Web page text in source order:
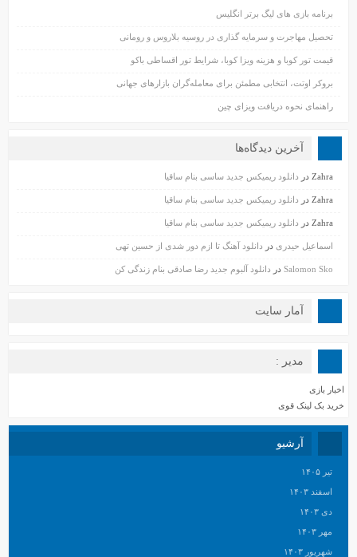
برنامه بازی های لیگ برتر انگلیس
تحصیل مهاجرت و سرمایه گذاری در روسیه بلاروس و رومانی
قیمت تور کوبا و هزینه ویزا کوبا، شرایط تور اقساطی باکو
بروکر اوتت، انتخابی مطمئن برای معامله‌گران بازارهای جهانی
راهنمای نحوه دریافت ویزای چین
آخرین دیدگاه‌ها
Zahra در دانلود ریمیکس جدید ساسی بنام ساقیا
Zahra در دانلود ریمیکس جدید ساسی بنام ساقیا
Zahra در دانلود ریمیکس جدید ساسی بنام ساقیا
اسماعیل حیدری در دانلود آهنگ تا ازم دور شدی از حسین تهی
Salomon Sko در دانلود آلبوم جدید رضا صادقی بنام زندگی کن
آمار سایت
مدیر :
اخبار بازی
خرید بک لینک قوی
آرشیو
تیر ۱۴۰۵
اسفند ۱۴۰۳
دی ۱۴۰۳
مهر ۱۴۰۳
شهریور ۱۴۰۳